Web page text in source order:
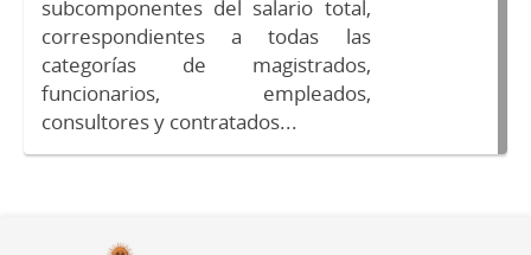
subcomponentes del salario total,
correspondientes a todas las
categorías de magistrados,
funcionarios, empleados,
consultores y contratados...